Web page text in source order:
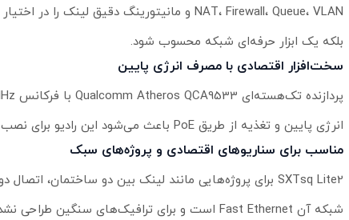
بلکه یک ابزار حرفه‌ای شبکه محسوب شود.
سخت‌افزار اقتصادی با مصرف انرژی پایین
انرژی پایین و تغذیه از طریق PoE باعث می‌شود این رادیو برای نصب در نقاطی که دسترسی به برق محدود است، گزینه‌ای اقتصادی و مطمئن باشد.
مناسب برای سناریوهای اقتصادی و پروژه‌های سبک
شبکه آن Fast Ethernet است و برای ترافیک‌های سنگین طراحی نشده، اما در بازه قیمتی خود، پایداری و کیفیت لینک بسیار خوبی ارائه می‌دهد.